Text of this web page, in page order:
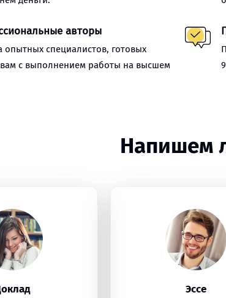
авторы
опытных специалистов, готовых
с выполнением работы на высшем
Напишем
Эссе